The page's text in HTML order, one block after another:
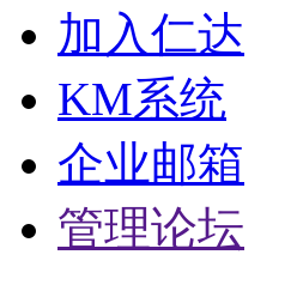
加入仁达
KM系统
企业邮箱
管理论坛